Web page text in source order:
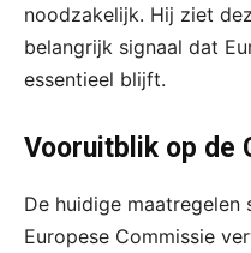
noodzakelijk. Hij ziet
belangrijk signaal dat
essentieel blijft.
Vooruitblik op de
De huidige
Europese Commissie